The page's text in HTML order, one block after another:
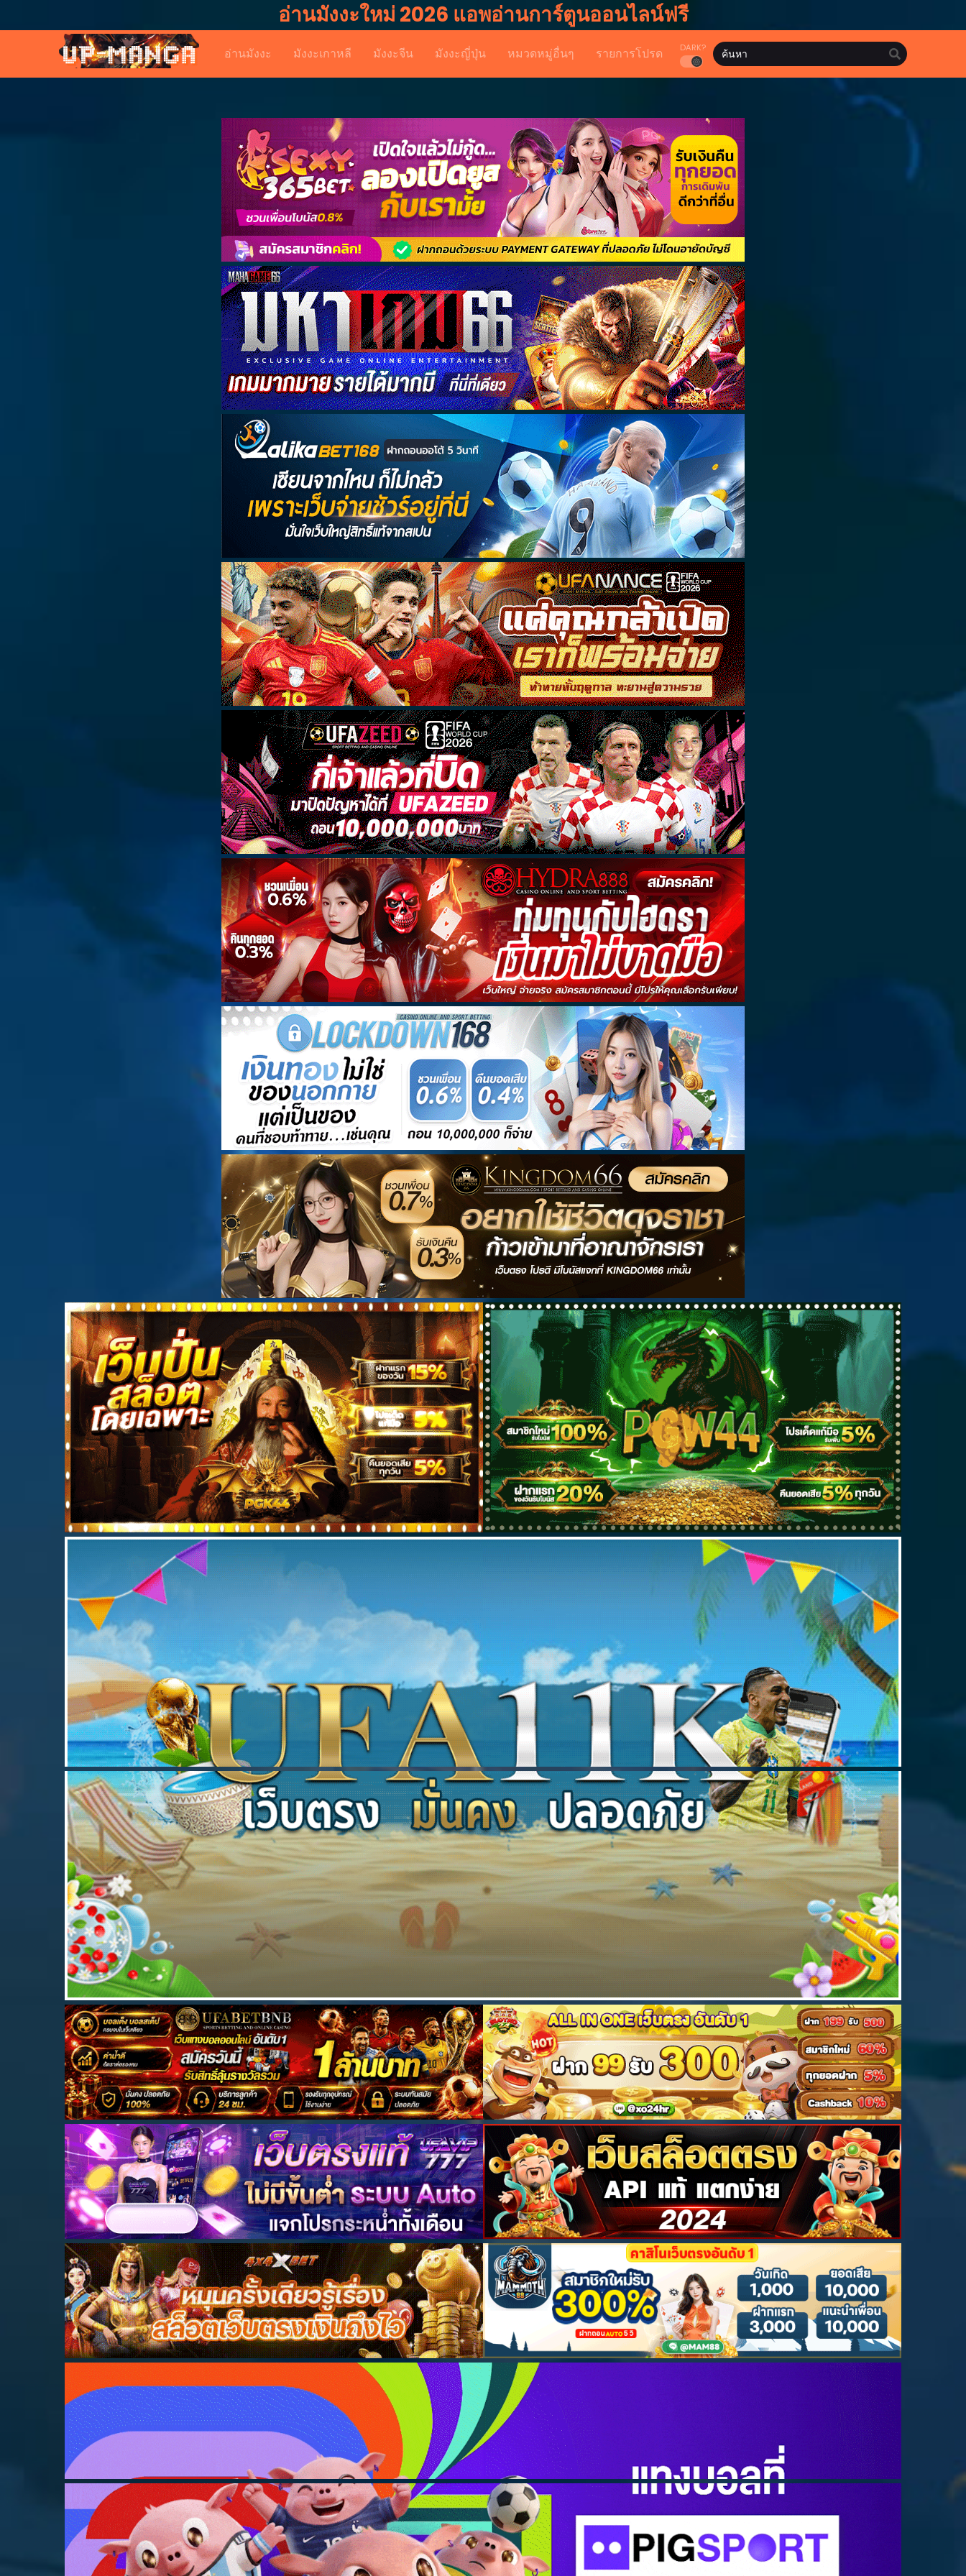
อ่านมังงะใหม่ 2026 แอพอ่านการ์ตูนออนไลน์ฟรี
อ่านมังงะ มังงะเกาหลี มังงะจีน มังงะญี่ปุ่น หมวดหมู่อื่นๆ รายการโปรด DARK?